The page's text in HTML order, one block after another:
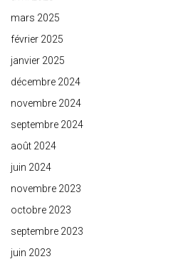
mars 2025
février 2025
janvier 2025
décembre 2024
novembre 2024
septembre 2024
août 2024
juin 2024
novembre 2023
octobre 2023
septembre 2023
juin 2023